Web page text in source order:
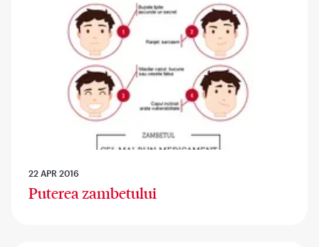
22 APR 2016
Puterea zambetului